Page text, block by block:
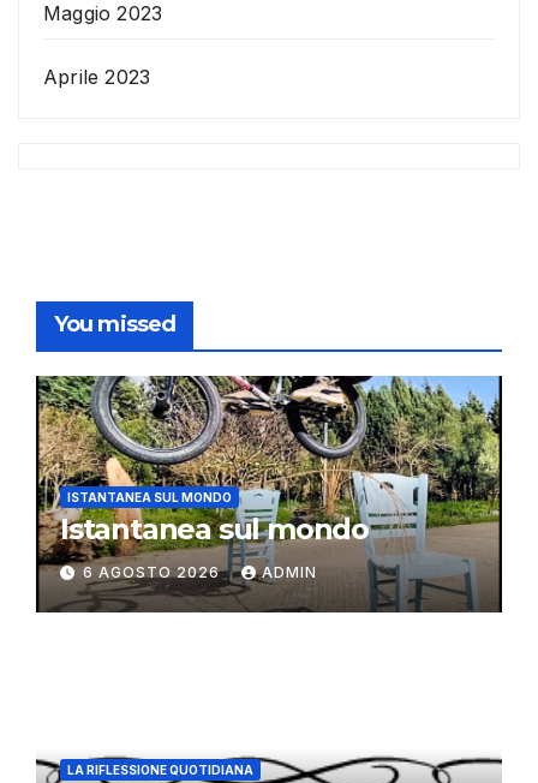
Maggio 2023
Aprile 2023
You missed
ISTANTANEA SUL MONDO
Istantanea sul mondo
6 AGOSTO 2026 ADMIN
LA RIFLESSIONE QUOTIDIANA